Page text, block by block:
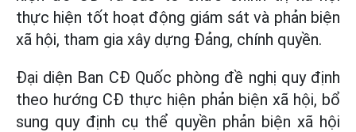
thực hiện tốt hoạt động giám sát và phản biện
xã hội, tham gia xây dựng Đảng, chính quyền.
Đại diện Ban CĐ Quốc phòng đề nghị quy định
theo hướng CĐ thực hiện phản biện xã hội, bổ
sung quy định cụ thể quyền phản biện xã hội